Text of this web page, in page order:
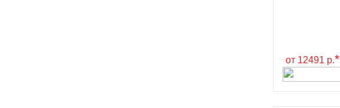
от 12491 р.*